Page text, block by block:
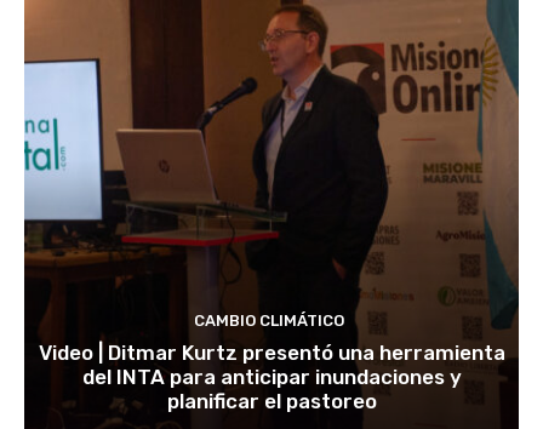
CAMBIO CLIMÁTICO
Video | Ditmar Kurtz presentó una herramienta
del INTA para anticipar inundaciones y
planificar el pastoreo